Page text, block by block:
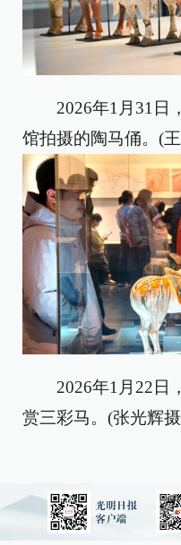
2026年1月31日
馆拍摄的陶马俑。(
2026年1月22日
赏三彩马。(张光辉